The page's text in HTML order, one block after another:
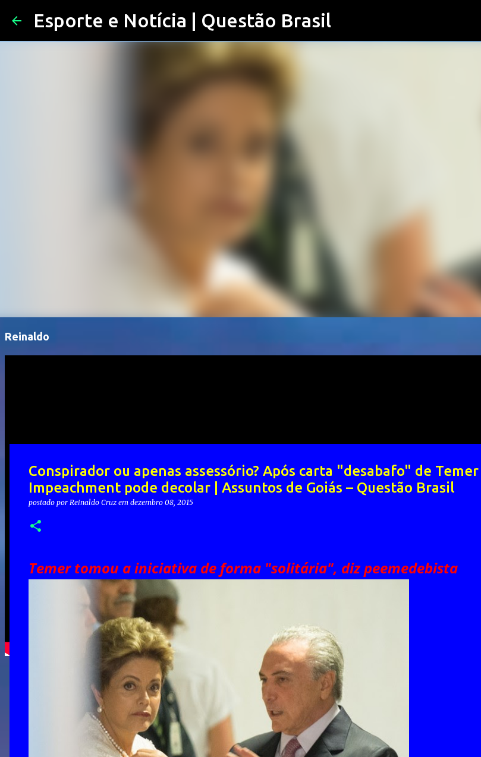
Esporte e Notícia | Questão Brasil
Reinaldo
Conspirador ou apenas assessório? Após carta "desabafo" de Temer
Impeachment pode decolar | Assuntos de Goiás – Questão Brasil
postado por Reinaldo Cruz em dezembro 08, 2015
Temer tomou a iniciativa de forma "solitária", diz peemedebista